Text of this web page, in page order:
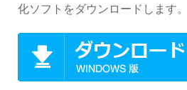
化ソフトをダウンロードします。